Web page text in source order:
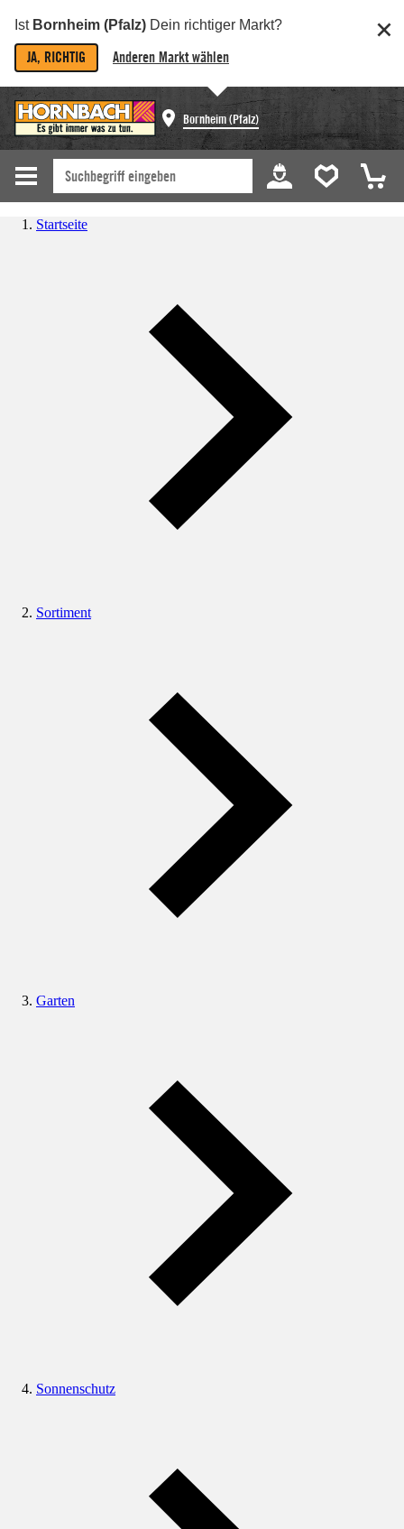
Ist Bornheim (Pfalz) Dein richtiger Markt?
JA, RICHTIG Anderen Markt wählen
Bornheim (Pfalz)
Startseite
Sortiment
Garten
Sonnenschutz